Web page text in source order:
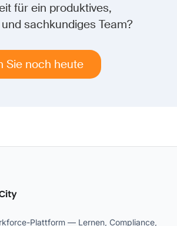
für ein produktives,
sachkundiges Team?
Sie noch heute
Plattform — Lernen, Compliance,